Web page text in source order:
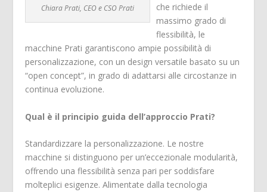
Chiara Prati, CEO e CSO Prati
che richiede il
massimo grado di
flessibilità, le
macchine Prati garantiscono ampie possibilità di
personalizzazione, con un design versatile basato su un
“open concept”, in grado di adattarsi alle circostanze in
continua evoluzione.
Qual è il principio guida dell’approccio Prati?
Standardizzare la personalizzazione. Le nostre
macchine si distinguono per un’eccezionale modularità,
offrendo una flessibilità senza pari per soddisfare
molteplici esigenze. Alimentate dalla tecnologia